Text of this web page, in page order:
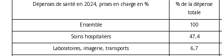
Dépenses de santé en 2024, prises en charge en %
% de la dépense
totale
Ensemble
100
Soins hospitaliers
47,4
Laboratoires, imagerie, transports
6,7